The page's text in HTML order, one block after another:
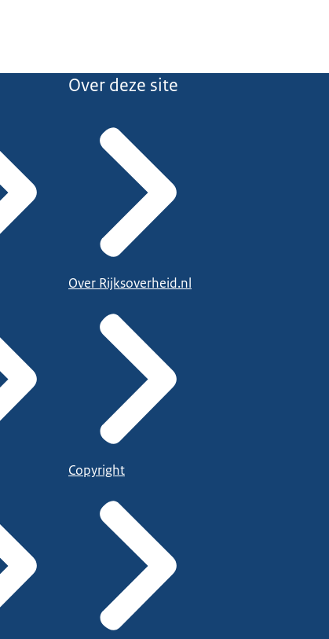
Over deze site
Over Rijksoverheid.nl
Copyright